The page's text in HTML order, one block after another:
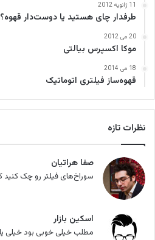
11 ژانویه 2012
طرفدار چای هستید یا دوست‌دار قهوه؟
20 می 2012
موکا اکسپرس بیالتی
18 می 2014
قهوه‌ساز فیلتری اتوماتیک
نظرات تازه
صفا هراتیان
سوراخ‌های فیلتر رو چک کنید
اسکین بازار
مطلب خیلی خوبی بود خیلی